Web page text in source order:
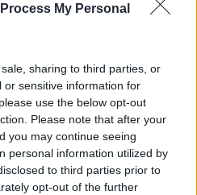
My Personal
sharing to third parties, or
or sensitive information for
use the below opt-out
Please note that after your
you may continue seeing
personal information utilized by
to third parties prior to
opt-out of the further
2